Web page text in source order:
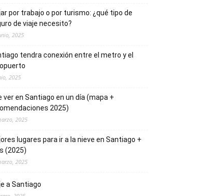
por trabajo o por turismo: ¿qué tipo de
de viaje necesito?
2025
tendra conexión entre el metro y el
2025
ver en Santiago en un día (mapa +
2025)
2025
lugares para ir a la nieve en Santiago +
(2025)
2025
a Santiago